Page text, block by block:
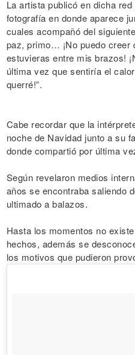
La artista publicó en dicha
fotografía en donde aparece
cuales acompañó del
paz, primo… ¡No puedo creer
estuvieras entre mis brazos!
última vez que sentiría el
querré!”.
Cabe recordar que la
noche de Navidad junto a su
donde compartió por última
Según revelaron medios
años se encontraba saliendo
ultimado a balazos.
Hasta los momentos no
hechos, además se
los motivos que pudieron